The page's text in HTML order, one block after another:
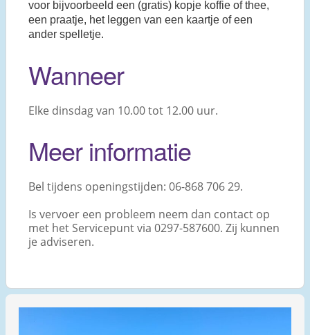
voor bijvoorbeeld een (gratis) kopje koffie of thee,
een praatje, het leggen van een kaartje of een
ander spelletje.
Wanneer
Elke dinsdag van 10.00 tot 12.00 uur.
Meer informatie
Bel tijdens openingstijden: 06-868 706 29.
Is vervoer een probleem neem dan contact op
met het Servicepunt via 0297-587600. Zij kunnen
je adviseren.